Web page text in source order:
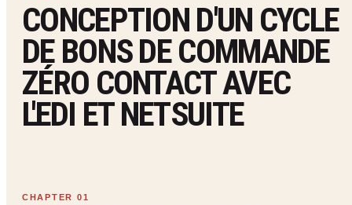
CONCEPTION D'UN CYCLE
DE BONS DE COMMANDE
ZÉRO CONTACT AVEC
L'EDI ET NETSUITE